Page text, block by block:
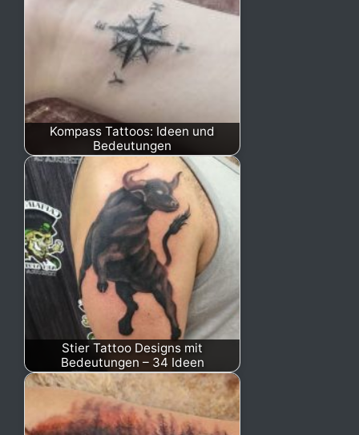
Kompass Tattoos: Ideen und
Bedeutungen
Stier Tattoo Designs mit
Bedeutungen – 34 Ideen